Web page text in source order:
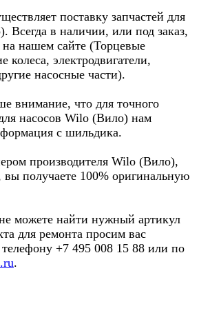
поставку запчастей для
Всегда в наличии, или под заказ,
на нашем сайте (Торцевые
колеса, электродвигатели,
насосные части).
внимание, что для точного
насосов Wilo (Вило) нам
с шильдика.
производителя Wilo (Вило),
получаете 100% оригинальную
можете найти нужный артикул
для ремонта просим вас
+7 495 008 15 88 или по
.